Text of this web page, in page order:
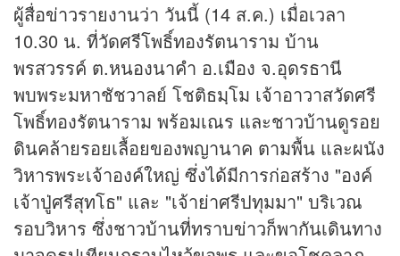
ผู้สื่อข่าวรายงานว่า วันนี้ (14 ส.ค.) เมื่อเวลา
10.30 น. ที่วัดศรีโพธิ์ทองรัตนาราม บ้าน
พรสวรรค์ ต.หนองนาคำ อ.เมือง จ.อุดรธานี
พบพระมหาชัชวาลย์ โชติธมฺโม เจ้าอาวาสวัดศรี
โพธิ์ทองรัตนาราม พร้อมเณร และชาวบ้านดูรอย
ดินคล้ายรอยเลื้อยของพญานาค ตามพื้น และผนัง
วิหารพระเจ้าองค์ใหญ่ ซึ่งได้มีการก่อสร้าง "องค์
เจ้าปู่ศรีสุทโธ" และ "เจ้าย่าศรีปทุมมา" บริเวณ
รอบวิหาร ซึ่งชาวบ้านที่ทราบข่าวก็พากันเดินทาง